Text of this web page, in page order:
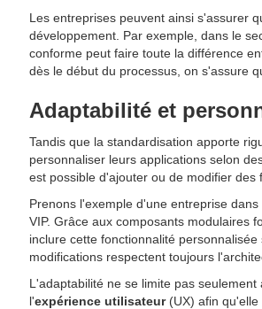
Les entreprises peuvent ainsi s'assurer
développement. Par exemple, dans le
conforme peut faire toute la différence
dès le début du processus, on s'assure
Adaptabilité et
Tandis que la standardisation apporte
personnaliser leurs applications selon
est possible d'ajouter ou de modifier des
Prenons l'exemple d'une entreprise
VIP. Grâce aux composants modulaires
inclure cette fonctionnalité
modifications respectent toujours
L'adaptabilité ne se limite pas
l'expérience utilisateur(UX) afin qu'elle